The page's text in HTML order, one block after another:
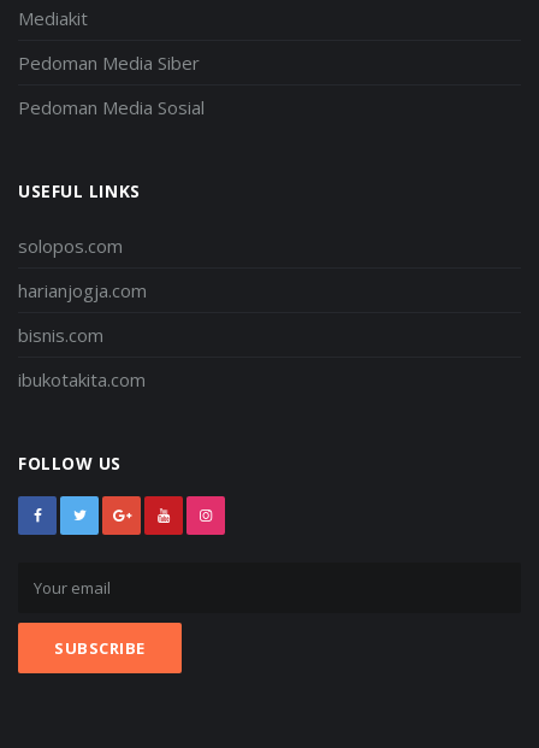
Mediakit
Pedoman Media Siber
Pedoman Media Sosial
USEFUL LINKS
solopos.com
harianjogja.com
bisnis.com
ibukotakita.com
FOLLOW US